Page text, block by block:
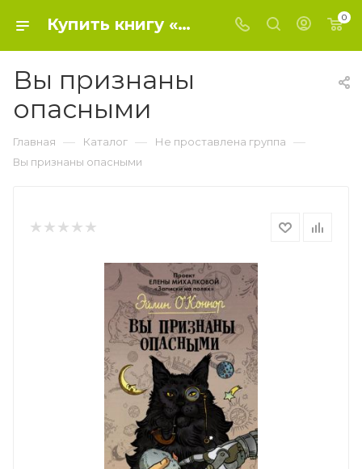
Купить книгу «Вы признаны опасными» 2019, О'Коннор Эйлин - Не проставлена группа 0
Вы признаны
опасными
Главная — Каталог — Не проставлена группа —
Вы признаны опасными